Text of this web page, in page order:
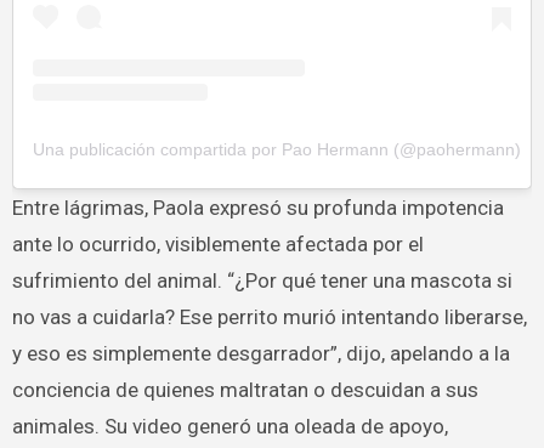
Una publicación compartida por Pao Hermann (@paohermann)
Entre lágrimas, Paola expresó su profunda impotencia
ante lo ocurrido, visiblemente afectada por el
sufrimiento del animal. “¿Por qué tener una mascota si
no vas a cuidarla? Ese perrito murió intentando liberarse,
y eso es simplemente desgarrador”, dijo, apelando a la
conciencia de quienes maltratan o descuidan a sus
animales. Su video generó una oleada de apoyo,